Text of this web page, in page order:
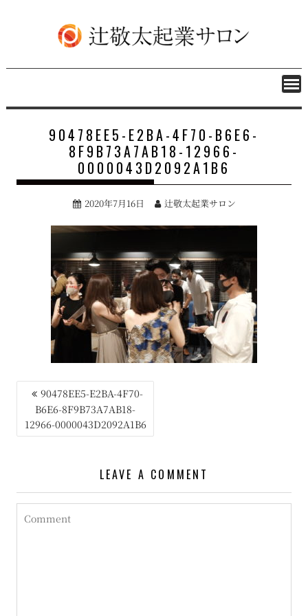
k
i
t
o
n
t
e
n
t
90478EE5-E2BA-4F70-B6E6-
8F9B73A7AB18-12966-
0000043D2092A1B6
2020年7月16日 辻敬太起業サロン
投
ナ
ー
シ
90478EE5-E2BA-4F70-
B6E6-8F9B73A7AB18-
12966-0000043D2092A1B6
LEAVE A COMMENT